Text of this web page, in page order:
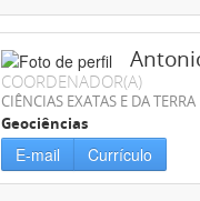
COORDENADOR(A)
CIÊNCIAS EXATAS E DA TERRA
Geociências
E-mail Currículo